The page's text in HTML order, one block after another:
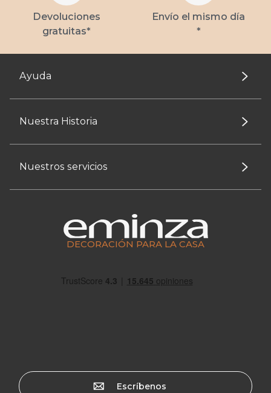
Devoluciones
gratuitas*
Envío el mismo día
*
Ayuda
Nuestra Historia
Nuestros servicios
DECORACIÓN PARA LA CASA
Escríbenos